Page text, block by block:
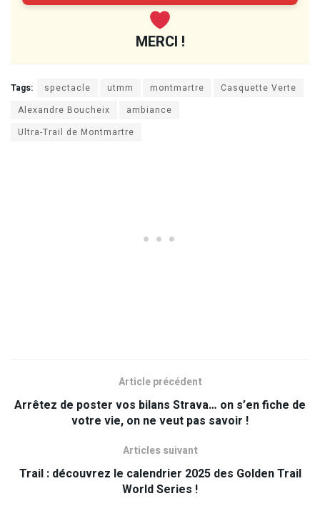
MERCI !
Tags: spectacle utmm montmartre
Casquette Verte
Alexandre Boucheix
ambiance
Ultra-Trail de Montmartre
Article précédent
Arrêtez de poster vos bilans Strava… on s’en fiche de
votre vie, on ne veut pas savoir !
Articles suivant
Trail : découvrez le calendrier 2025 des Golden Trail
World Series !